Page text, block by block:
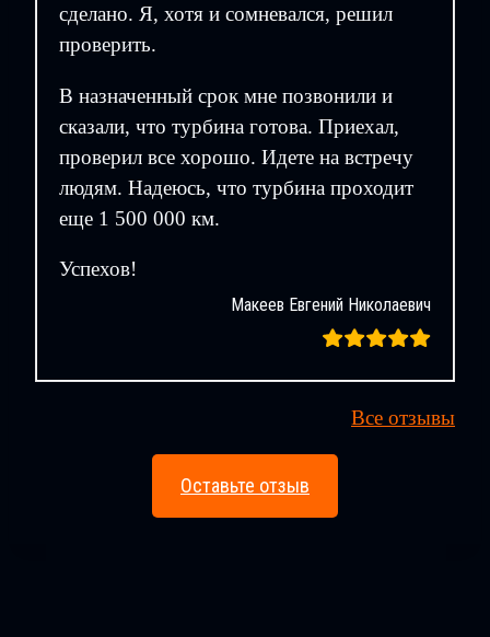
сделано. Я, хотя и сомневался, решил
проверить.
В назначенный срок мне позвонили и
сказали, что турбина готова. Приехал,
проверил все хорошо. Идете на встречу
людям. Надеюсь, что турбина проходит
еще 1 500 000 км.
Успехов!
Макеев Евгений Николаевич
Все отзывы
Оставьте отзыв